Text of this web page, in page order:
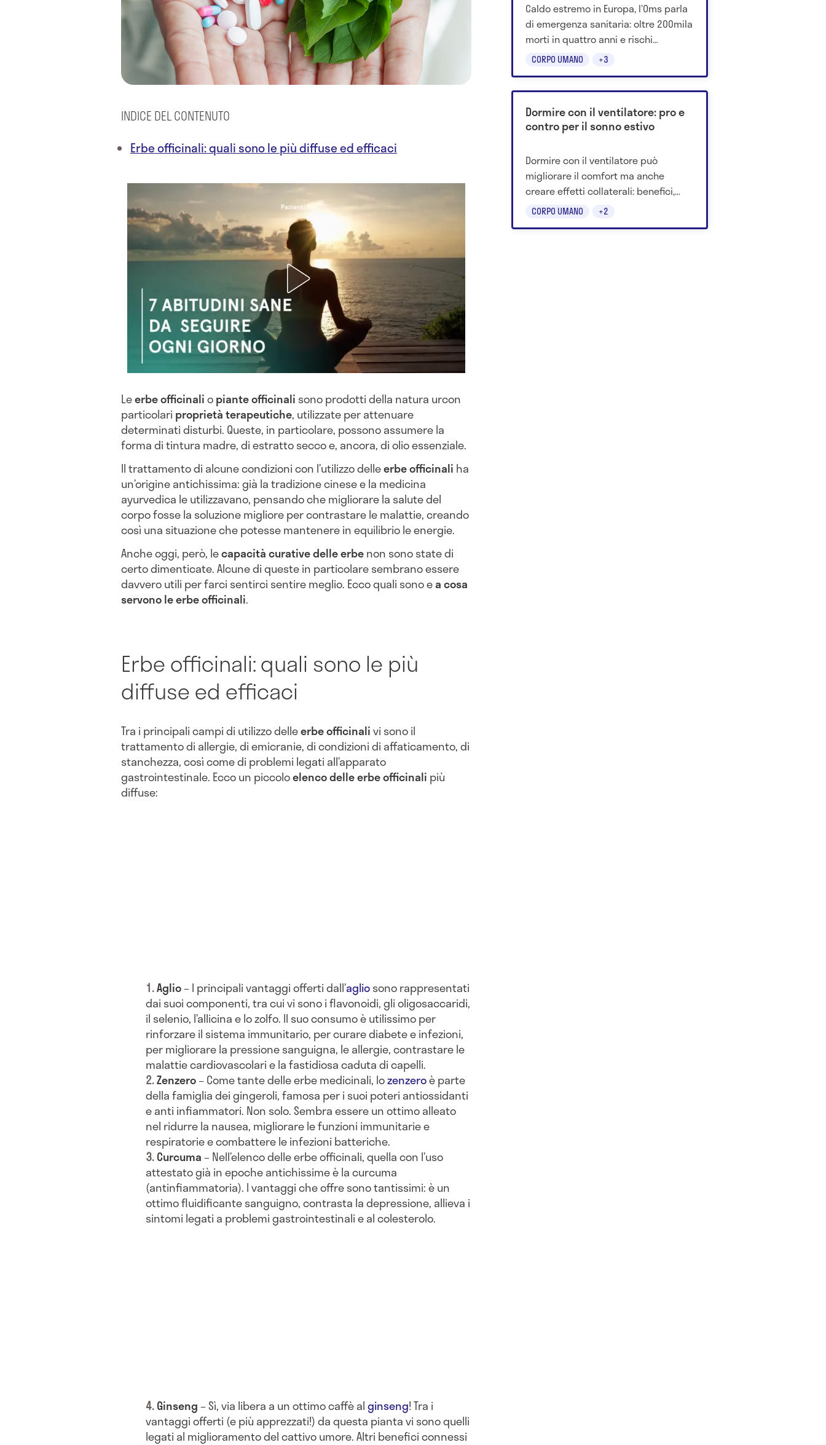
INDICE DEL CONTENUTO
Erbe officinali: quali sono le più diffuse ed efficaci
Leerbe officinaliopiante officinali sono prodotti della natura urcon
particolari proprietà terapeutiche, utilizzate per attenuare
determinati disturbi. Queste, in particolare, possono assumere la
forma di tintura madre, di estratto secco e, ancora, di olio essenziale.
Il trattamento di alcune condizioni con l’utilizzo delleerbe officinali ha
un’origine antichissima: già la tradizione cinese e la medicina
ayurvedica le utilizzavano, pensando che migliorare la salute del
corpo fosse la soluzione migliore per contrastare le malattie, creando
così una situazione che potesse mantenere in equilibrio le energie.
Anche oggi, però, lecapacità curative delle erbenon sono state di
certo dimenticate. Alcune di queste in particolare sembrano essere
davvero utili per farci sentirci sentire meglio. Ecco quali sono ea cosa
servono le erbe officinali.
Erbe officinali: quali sono le più
diffuse ed efficaci
Tra i principali campi di utilizzo delleerbe officinalivi sono il
trattamento di allergie, di emicranie, di condizioni di affaticamento, di
stanchezza, così come di problemi legati all’apparato
gastrointestinale. Ecco un piccoloelenco delle erbe officinali più
diffuse:
Aglio– I principali vantaggi offerti dall’agliosono rappresentati
dai suoi componenti, tra cui vi sono i flavonoidi, gli oligosaccaridi,
il selenio, l’allicina e lo zolfo. Il suo consumo è utilissimo per
rinforzare il sistema immunitario, per curare diabete e infezioni,
per migliorare la pressione sanguigna, le allergie, contrastare le
malattie cardiovascolari e la fastidiosa caduta di capelli.
Zenzero– Come tante delle erbe medicinali, lozenzeroè parte
della famiglia dei gingeroli, famosa per i suoi poteri antiossidanti
e anti infiammatori. Non solo. Sembra essere un ottimo alleato
nel ridurre la nausea, migliorare le funzioni immunitarie e
respiratorie e combattere le infezioni batteriche.
Curcuma – Nell’elenco delle erbe officinali, quella con l’uso
attestato già in epoche antichissime è la curcuma
(antinfiammatoria). I vantaggi che offre sono tantissimi: è un
ottimo fluidificante sanguigno, contrasta la depressione, allieva i
sintomi legati a problemi gastrointestinali e al colesterolo.
Ginseng – Sì, via libera a un ottimo caffè alginseng! Tra i
vantaggi offerti (e più apprezzati!) da questa pianta vi sono quelli
legati al miglioramento del cattivo umore. Altri benefici connessi
CORPO UMANO +3
Caldo estremo in Europa, l’Oms parla
di emergenza sanitaria: oltre 200mila
morti in quattro anni e rischi
crescenti per anziani e fragili.
CORPO UMANO +2
Dormire con il ventilatore: pro e
contro per il sonno estivo
Dormire con il ventilatore può
migliorare il comfort ma anche
creare effetti collaterali: benefici,
rischi e consigli per usarlo meglio.